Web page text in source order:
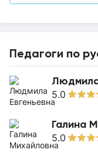
Педагоги по
5.0
Галина
5.0